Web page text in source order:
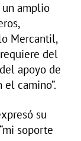
amplio
Mercantil,
del
apoyo de
camino”.
su
soporte